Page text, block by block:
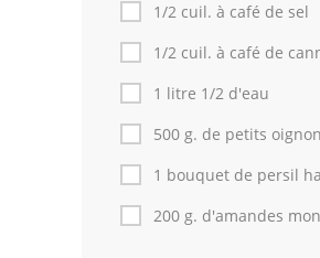
Articles
Actualités
Astuces de cuisine
Fêtes Religieuses
1/2 cuil. à café de sel
1/2 cuil. à café de
1 litre 1/2 d'eau
500 g. de petits
1 bouquet de persil
200 g. d'amandes